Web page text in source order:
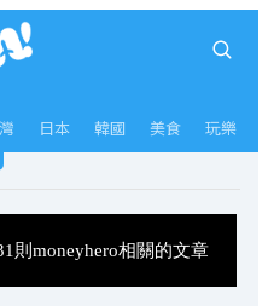
日本 韓國 美食 玩樂
則moneyhero相關的文章